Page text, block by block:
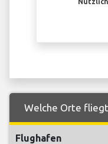
Welche Orte fliegt
Flughafen